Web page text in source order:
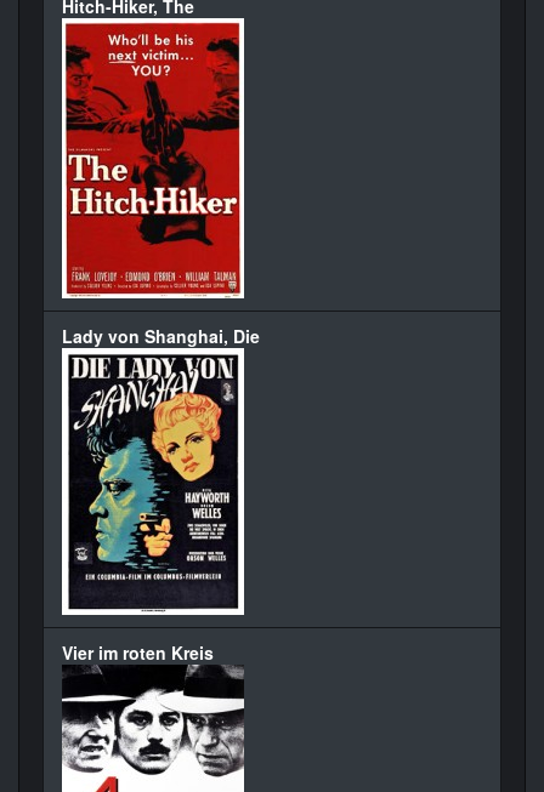
Hitch-Hiker, The
Lady von Shanghai, Die
Vier im roten Kreis